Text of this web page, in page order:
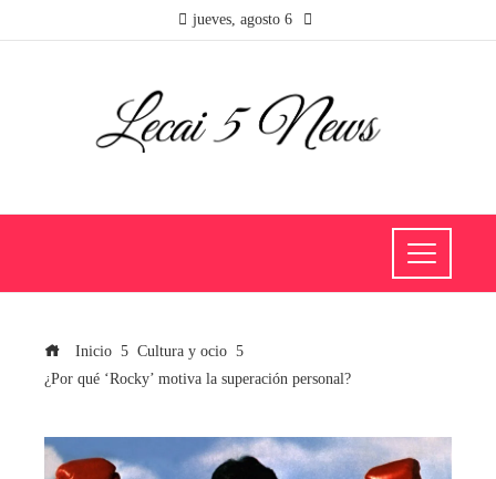
jueves, agosto 6
Inicio
Cultura y ocio
¿Por qué ‘Rocky’ motiva la superación personal?